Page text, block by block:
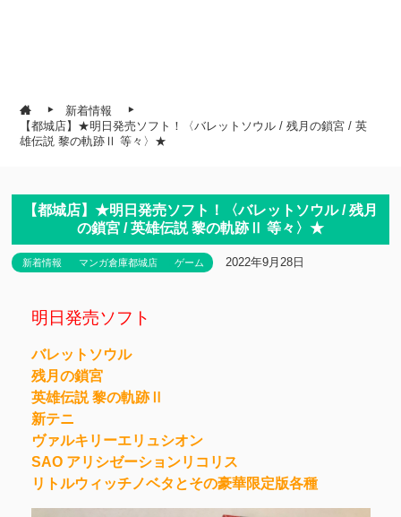
新着情報
【都城店】★明日発売ソフト！〈バレットソウル / 残月の鎖宮 / 英
雄伝説 黎の軌跡Ⅱ 等々〉★
【都城店】★明日発売ソフト！〈バレットソウル / 残月
の鎖宮 / 英雄伝説 黎の軌跡Ⅱ 等々〉★
新着情報 マンガ倉庫都城店 ゲーム 2022年9月28日
明日発売ソフト
バレットソウル
残月の鎖宮
英雄伝説 黎の軌跡Ⅱ
新テニ
ヴァルキリーエリュシオン
SAO アリシゼーションリコリス
リトルウィッチノベタとその豪華限定版各種